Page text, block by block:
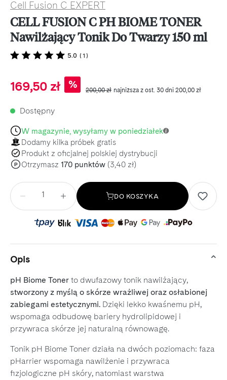
Cell Fusion C EXPERT
CELL FUSION C PH BIOME TONER
Nawilżający Tonik Do Twarzy 150 ml
5.0 ( 1 )
Cena sprzedaży:
169,50 zł % Cena regularna:
200,00 zł najniższa z ost. 30 dni 200,00 zł
Dostępny
W magazynie, wysyłamy w poniedziałek
Dodamy kilka próbek gratis
Produkt z oficjalnej polskiej dystrybucji
P Otrzymasz 170 punktów (3,40 zł)
Ilość
DO KOSZYKA
Opis
pH Biome Toner to dwufazowy tonik nawilżający,
stworzony z myślą o skórze wrażliwej oraz osłabionej
zabiegami estetycznymi. Dzięki lekko kwaśnemu pH,
wspomaga odbudowę bariery hydrolipidowej i
przywraca skórze jej naturalną równowagę.
Tonik pH Biome Toner działa na dwóch poziomach: faza
pHarrier wspomaga nawilżenie i przywraca
fizjologiczne pH skóry, natomiast warstwa